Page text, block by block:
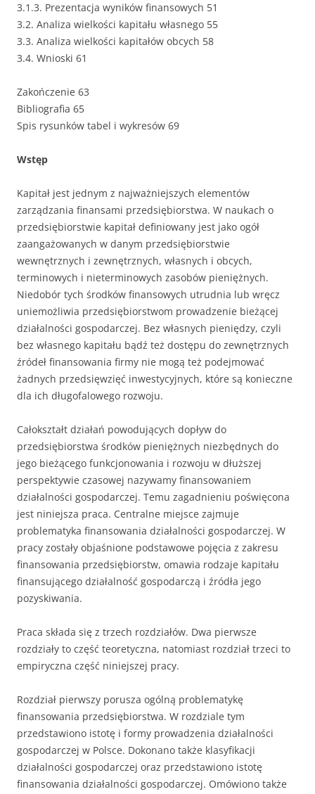
3.1.3. Prezentacja wyników finansowych 51
3.2. Analiza wielkości kapitału własnego 55
3.3. Analiza wielkości kapitałów obcych 58
3.4. Wnioski 61
Zakończenie 63
Bibliografia 65
Spis rysunków tabel i wykresów 69
Wstęp
Kapitał jest jednym z najważniejszych elementów
zarządzania finansami przedsiębiorstwa. W naukach o
przedsiębiorstwie kapitał definiowany jest jako ogół
zaangażowanych w danym przedsiębiorstwie
wewnętrznych i zewnętrznych, własnych i obcych,
terminowych i nieterminowych zasobów pieniężnych.
Niedobór tych środków finansowych utrudnia lub wręcz
uniemożliwia przedsiębiorstwom prowadzenie bieżącej
działalności gospodarczej. Bez własnych pieniędzy, czyli
bez własnego kapitału bądź też dostępu do zewnętrznych
źródeł finansowania firmy nie mogą też podejmować
żadnych przedsięwzięć inwestycyjnych, które są konieczne
dla ich długofalowego rozwoju.
Całokształt działań powodujących dopływ do
przedsiębiorstwa środków pieniężnych niezbędnych do
jego bieżącego funkcjonowania i rozwoju w dłuższej
perspektywie czasowej nazywamy finansowaniem
działalności gospodarczej. Temu zagadnieniu poświęcona
jest niniejsza praca. Centralne miejsce zajmuje
problematyka finansowania działalności gospodarczej. W
pracy zostały objaśnione podstawowe pojęcia z zakresu
finansowania przedsiębiorstw, omawia rodzaje kapitału
finansującego działalność gospodarczą i źródła jego
pozyskiwania.
Praca składa się z trzech rozdziałów. Dwa pierwsze
rozdziały to część teoretyczna, natomiast rozdział trzeci to
empiryczna część niniejszej pracy.
Rozdział pierwszy porusza ogólną problematykę
finansowania przedsiębiorstwa. W rozdziale tym
przedstawiono istotę i formy prowadzenia działalności
gospodarczej w Polsce. Dokonano także klasyfikacji
działalności gospodarczej oraz przedstawiono istotę
finansowania działalności gospodarczej. Omówiono także